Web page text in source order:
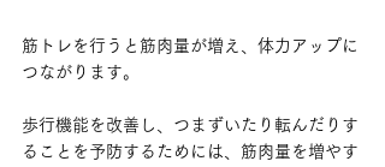
筋トレを行うと筋肉量が増え、体力アップに
つながります。
歩行機能を改善し、つまずいたり転んだりす
ることを予防するためには、筋肉量を増やす